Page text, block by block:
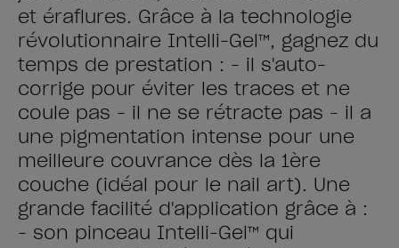
et éraflures. Grâce à la technologie
révolutionnaire Intelli-Gel™, gagnez du
temps de prestation : - il s'auto-
corrige pour éviter les traces et ne
coule pas - il ne se rétracte pas - il a
une pigmentation intense pour une
meilleure couvrance dès la 1ère
couche (idéal pour le nail art). Une
grande facilité d'application grâce à :
- son pinceau Intelli-Gel™ qui